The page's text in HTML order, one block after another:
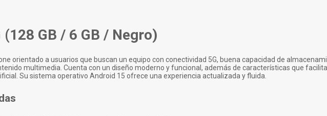
GB / 6 GB / Negro)
orientado a usuarios que buscan un equipo con conectividad 5G, buena capacidad de
multimedia. Cuenta con un diseño moderno y funcional, además de características que
Su sistema operativo Android 15 ofrece una experiencia actualizada y fluida.